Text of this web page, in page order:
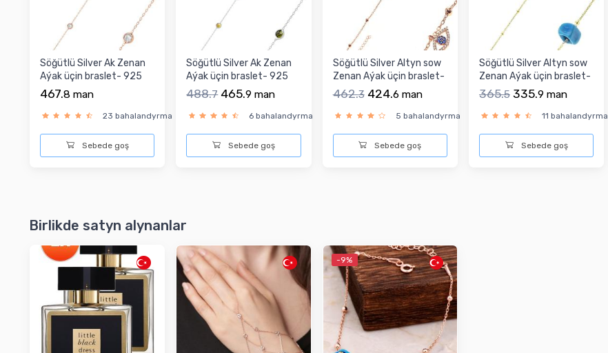
Söğütlü Silver Ak Zenan
Aýak üçin braslet- 925
ayar Kümüş.
467.8 man
23 bahalandyrma
Sebede goş
Söğütlü Silver Ak Zenan
Aýak üçin braslet- 925
ayar Kümüş.
488.7 465.9 man
6 bahalandyrma
Sebede goş
Söğütlü Silver Altyn sow
Zenan Aýak üçin braslet-
925 ayar K...
462.3 424.6 man
5 bahalandyrma
Sebede goş
Söğütlü Silver Altyn sow
Zenan Aýak üçin braslet-
925 ayar K...
365.5 335.9 man
11 bahalandyrma
Sebede goş
Birlikde satyn alynanlar
-9%